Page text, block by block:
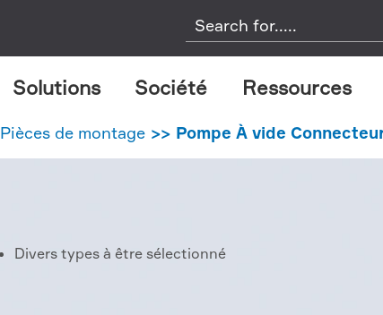
Solutions Société Ressources
Pièces de montage Pompe À vide
Divers types à être sélectionné